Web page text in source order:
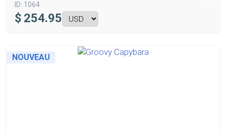
ID: 1064
$ 254.95
NOUVEAU